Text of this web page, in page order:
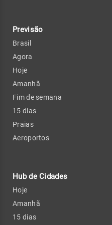
Previsão
Brasil
Agora
Hoje
Amanhã
Fim de semana
15 dias
Praias
Aeroportos
Hub de Cidades
Hoje
Amanhã
15 dias